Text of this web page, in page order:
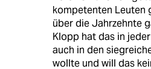
kompetenten Leuten
über die Jahrzehnte
Klopp hat das in
auch in den
wollte und will das